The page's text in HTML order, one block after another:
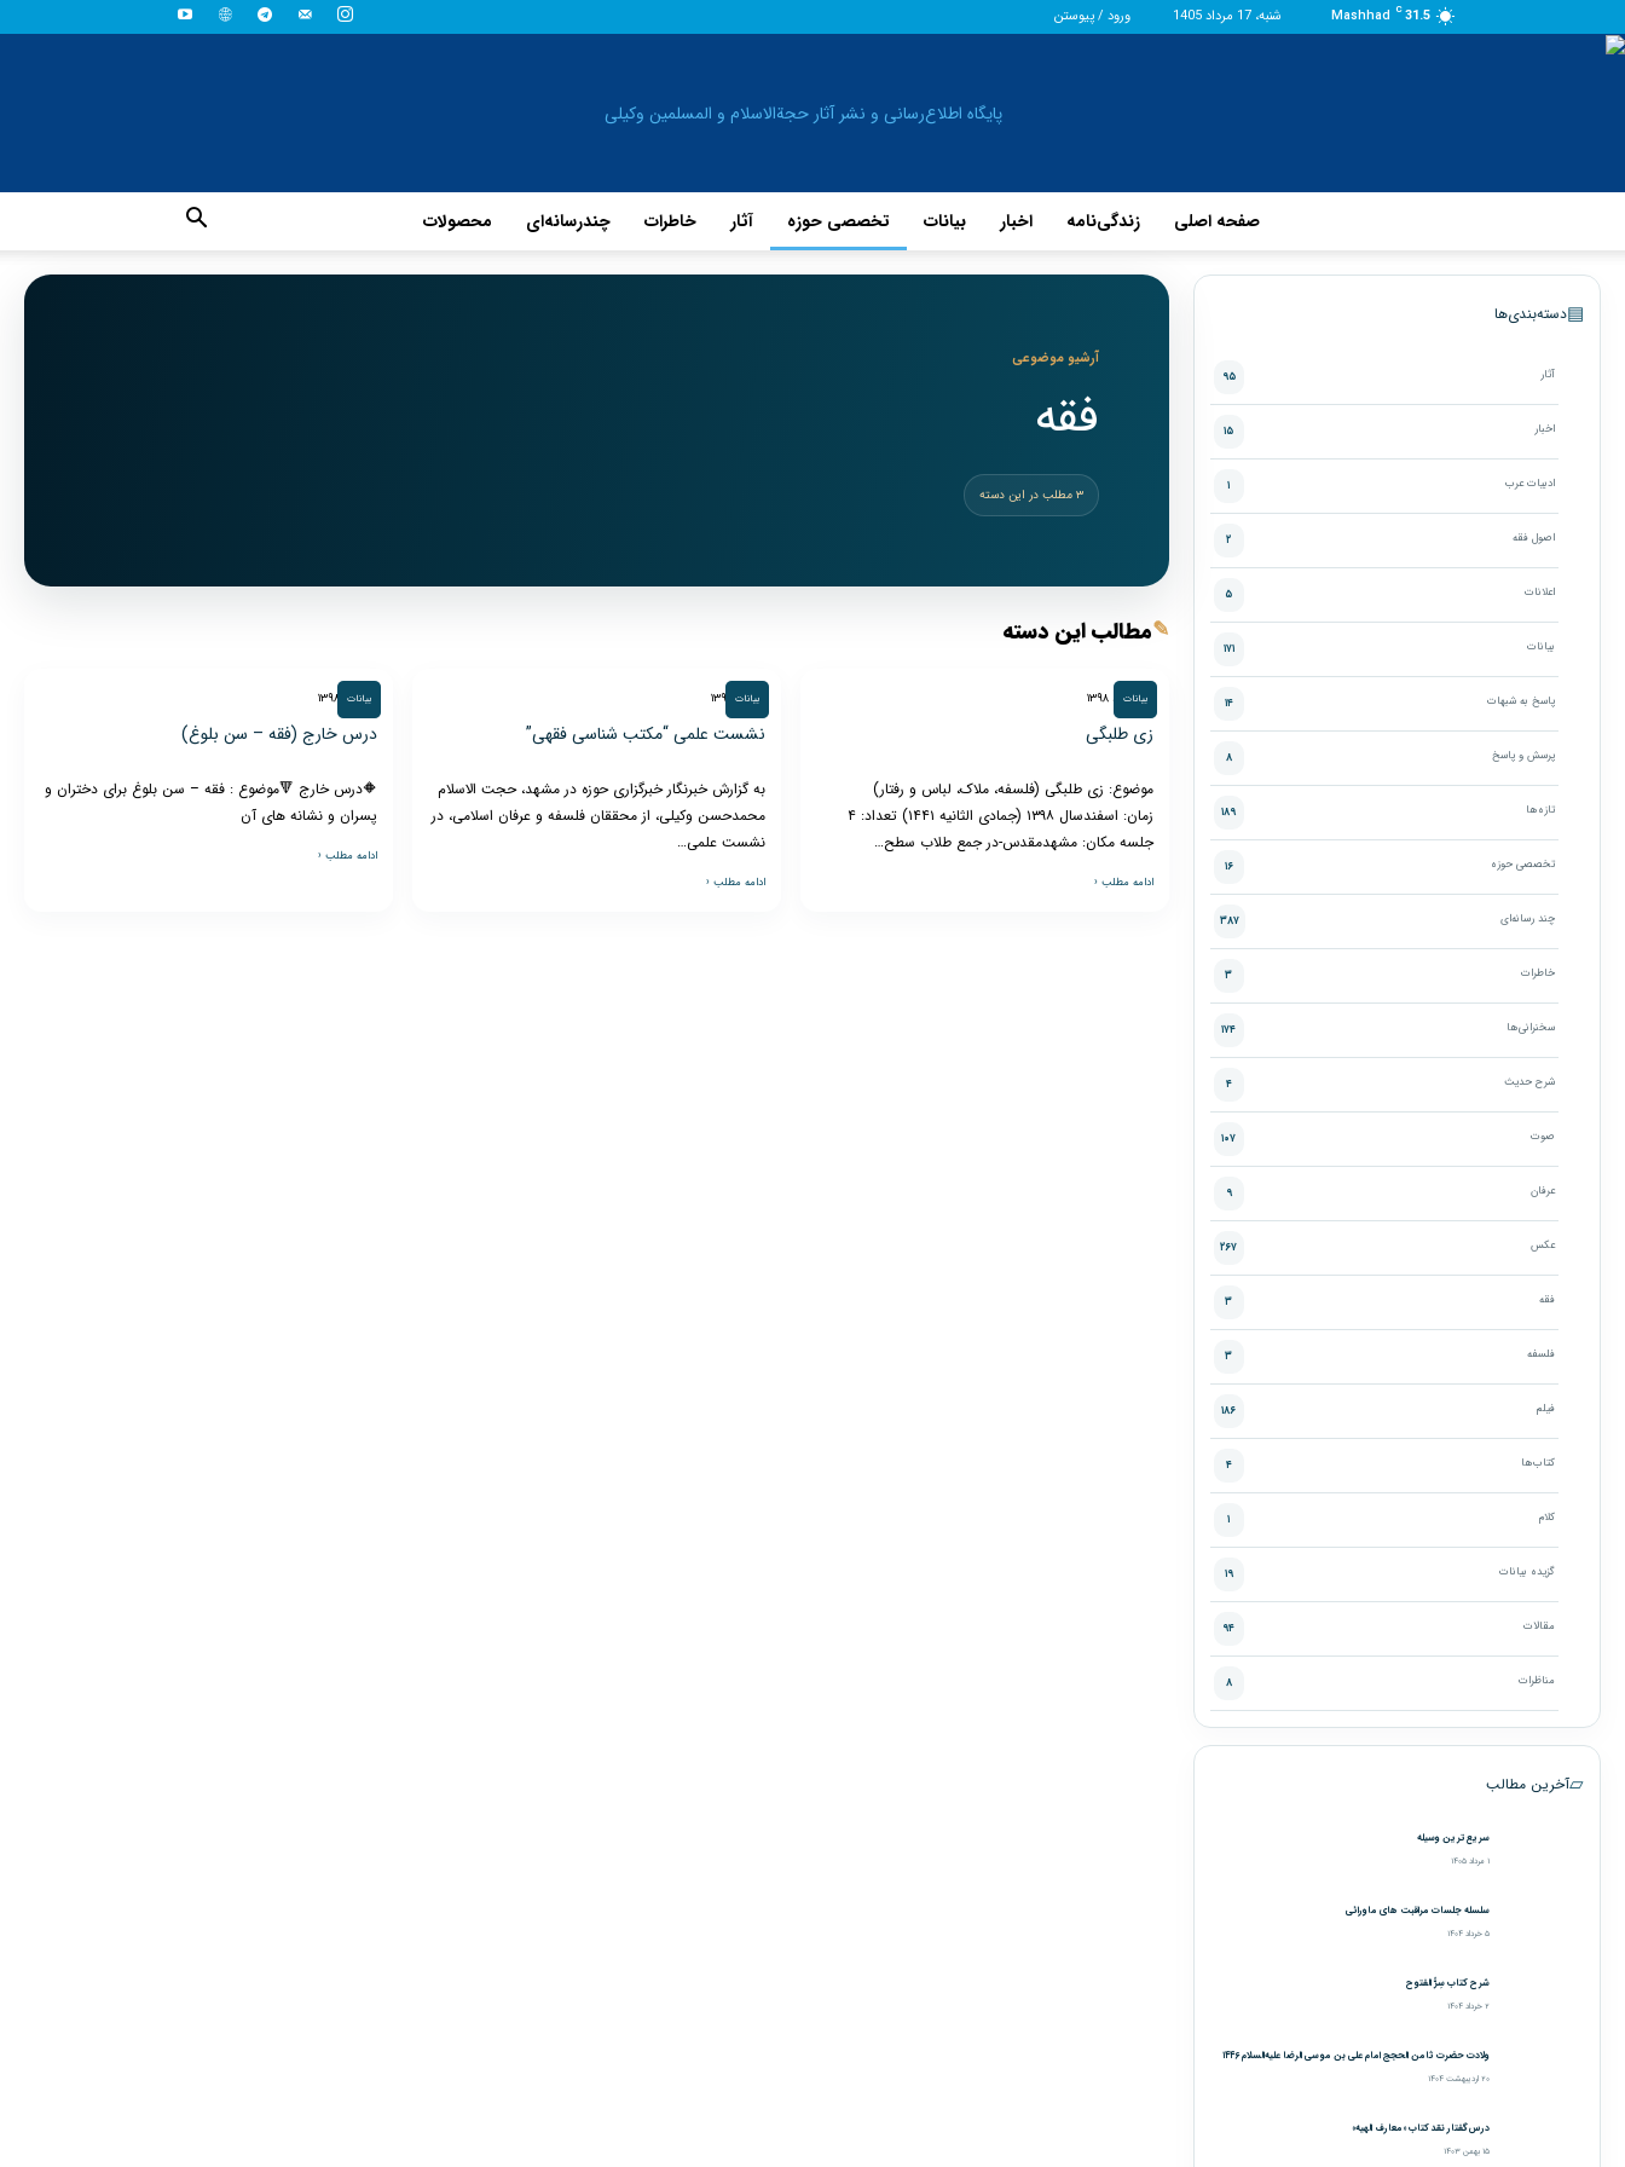
31.5
C
Mashhad شنبه، 17 مرداد 1405 ورود / پیوستن
پایگاه
و
صفحه اصلی زندگی‌نامه اخبار بیانات تخصصی حوزه آثار خاطرات چند‌رسانه‌ای محصولات
▤دسته‌بندی‌ها
آثار ۹۵
اخبار ۱۵
ادبیات عرب ۱
اصول فقه ۲
اعلانات ۵
بیانات ۱۷۱
پاسخ به شبهات ۱۴
پرسش و پاسخ ۸
تازه‌ها ۱۸۹
تخصصی حوزه ۱۶
چند رسانه‌ای ۳۸۷
خاطرات ۳
سخنرانی‌ها ۱۷۴
شرح حدیث ۴
صوت ۱۰۷
عرفان ۹
عکس ۲۶۷
فقه ۳
فلسفه ۳
فیلم ۱۸۶
کتاب‌ها ۴
کلام ۱
گزیده بیانات ۱۹
مقالات ۹۴
مناظرات ۸
▱آخرین مطالب
سریع‌ترین وسیله
۱ مرداد ۱۴۰۵
سلسله جلسات مراقبت های ماورائی
۵ خرداد ۱۴۰۴
شرح کتاب سِرُّ الفتوح
۲ خرداد ۱۴۰۴
ولادت حضرت ثامن الحجج امام علی بن موسی الرضا علیه‌السلام ۱۴۴۶
۲۰ اردیبهشت ۱۴۰۴
درس‌گفتار نقد کتاب «معارف الهیه»
۱۵ بهمن ۱۴۰۳
آرشیو موضوعی
فقه
۳ مطلب در این دسته
✎مطالب این دسته
بیانات۱۳ اسفند ۱۳۹۸
زی طلبگی
موضوع: زی طلبگی (فلسفه، ملاک، لباس و رفتار)
زمان: اسفندسال ۱۳۹۸ (جمادی الثانیه ۱۴۴۱) تعداد: ۴
جلسه مکان: مشهدمقدس-در جمع طلاب سطح…
ادامه مطلب ‹
بیانات
۲۷ آذر ۱۳۹۸
نشست علمی “مکتب شناسی فقهی”
به گزارش خبرنگار خبرگزاری حوزه در مشهد، حجت الاسلام
محمدحسن وکیلی، از محققان فلسفه و عرفان اسلامی، در
نشست علمی…
ادامه مطلب ‹
بیانات
۲۳ مهر ۱۳۹۸
درس خارج (فقه – سن بلوغ)
🔶درس خارج 🔻موضوع : فقه – سن بلوغ برای دختران و
پسران و نشانه های آن
ادامه مطلب ‹